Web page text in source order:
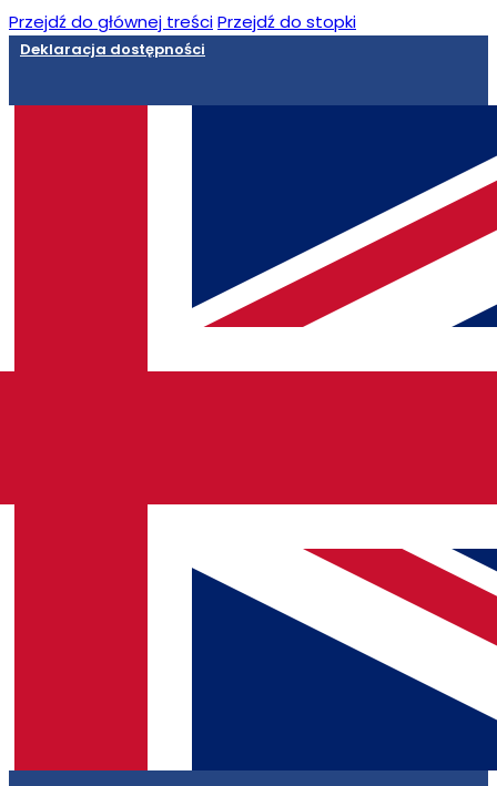
Przejdź do głównej treściPrzejdź do stopki
Deklaracja dostępności